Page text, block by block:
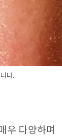
다.
우 다양하며